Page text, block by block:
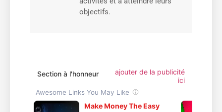
objectifs.
Section à l'honneur
ajouter de la publicité
ici